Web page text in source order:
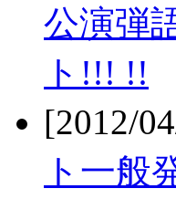
公演弾
ト!!! !!
[2012/
ト一般